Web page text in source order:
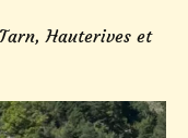
Hauterives et